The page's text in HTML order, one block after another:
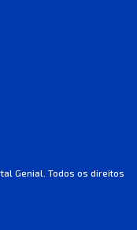
Genial. Todos os direitos